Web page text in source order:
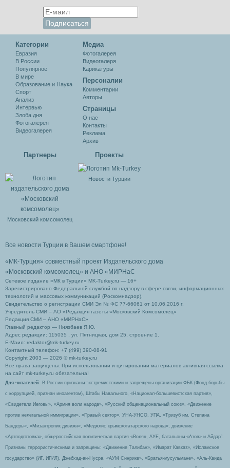
Категории
Евразия
В России
Популярное
В мире
Образование и Наука
Спорт
Анализ
Интервью
Злоба дня
Фотогалерея
Видеогалерея
Медиа
Фотогалерея
Видеогалеря
Карикатуры
Персоналии
Комментарии
Авторы
Cтраницы
О нас
Контакты
Реклама
Архив
Партнеры
Московский комсомолец
Проекты
Новости Турции
Все новости Турции в Вашем смартфоне!
«МК-Турция» совместный проект Издательского дома
«Московский комсомолец» и АНО «МИРНаС
Сетевое издание «МК в Турции» MK-Turkey.ru — 16+
Зарегистрировано Федеральной службой по надзору в сфере связи, информационных
технологий и массовых коммуникаций (Роскомнадзор).
Свидетельство о регистрации СМИ Эл № ФС 77-66061 от 10.06.2016 г.
Учредитель СМИ – АО «Редакция газеты «Московский Комсомолец»
Редакция СМИ – АНО «МИРНаС»
Главный редактор — Ниязбаев Я.Ю.
Адрес редакции: 115035 , ул. Пятницкая, дом 25, строение 1.
Е-Маил: redaktor@mk-turkey.ru
Контактный телефон: +7 (499) 390-08-91
Copyright 2003 — 2026 © mk-turkey.ru
Все права защищены. При использовании и цитировании материалов активная ссылка
на сайт mk-turkey.ru обязательна!
Для читателей : В России признаны экстремистскими и запрещены организации ФБК (Фонд борьбы
с коррупцией, признан иноагентом), Штабы Навального, «Национал-большевистская партия»,
«Свидетели Иеговы», «Армия воли народа», «Русский общенациональный союз», «Движение
против нелегальной иммиграции», «Правый сектор», УНА-УНСО, УПА, «Тризуб им. Степана
Бандеры», «Мизантропик дивижн», «Меджлис крымскотатарского народа», движение
«Артподготовка», общероссийская политическая партия «Воля», АУЕ, батальоны «Азов» и Айдар″.
Признаны террористическими и запрещены: «Движение Талибан», «Имарат Кавказ», «Исламское
государство» (ИГ, ИГИЛ), Джебхад-ан-Нусра, «АУМ Синрике», «Братья-мусульмане», «Аль-Каида